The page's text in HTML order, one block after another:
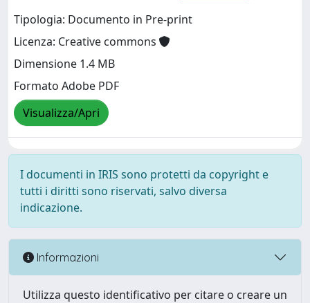
Tipologia: Documento in Pre-print
Licenza: Creative commons
Dimensione 1.4 MB
Formato Adobe PDF
Visualizza/Apri
I documenti in IRIS sono protetti da copyright e
tutti i diritti sono riservati, salvo diversa
indicazione.
Informazioni
Utilizza questo identificativo per citare o creare un